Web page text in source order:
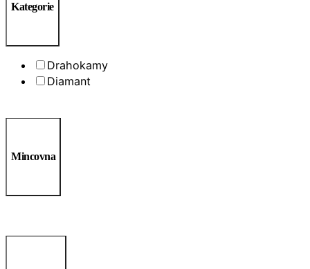
Kategorie
Drahokamy
Diamant
Mincovna